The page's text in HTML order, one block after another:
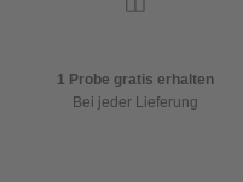
1 Probe gratis erhalten
Bei jeder Lieferung